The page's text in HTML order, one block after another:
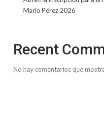
Mario Pérez 2026
Recent
No hay comentarios que